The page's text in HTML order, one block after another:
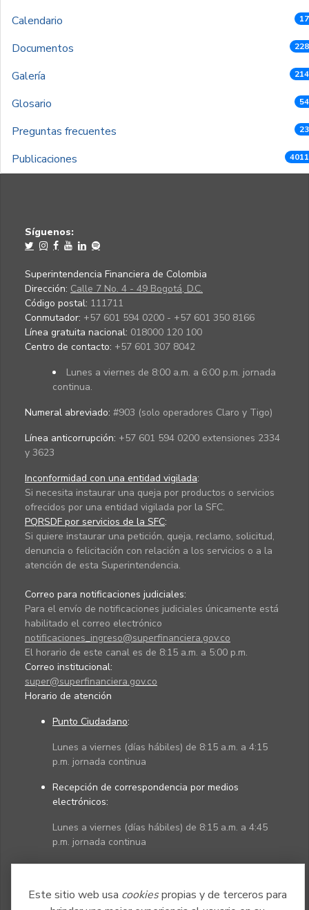
Este sitio web usa cookiespropias y de terceros para
Calendario
Documentos
Galería
Glosario
Preguntas frecuentes
Publicaciones
Síguenos:
Superintendencia Financiera de Colombia
Dirección: Calle 7 No. 4 - 49 Bogotá, D.C.
Código postal: 111711
Conmutador: +57 601 594 0200 - +57 601 350 8166
Línea gratuita nacional: 018000 120 100
Centro de contacto: +57 601 307 8042
Lunes a viernes de 8:00 a.m. a 6:00 p.m. jornada
continua.
Numeral abreviado: #903 (solo operadores Claro y Tigo)
Línea anticorrupción: +57 601 594 0200 extensiones 2334
y 3623
Inconformidad con una entidad vigilada:
Si necesita instaurar una queja por productos o servicios
ofrecidos por una entidad vigilada por la SFC.
PQRSDF por servicios de la SFC:
Si quiere instaurar una petición, queja, reclamo, solicitud,
denuncia o felicitación con relación a los servicios o a la
atención de esta Superintendencia.
Correo para notificaciones judiciales:
Para el envío de notificaciones judiciales únicamente está
habilitado el correo electrónico
notificaciones_ingreso@superfinanciera.gov.co
El horario de este canal es de 8:15 a.m. a 5:00 p.m.
Correo institucional:
super@superfinanciera.gov.co
Horario de atención
Punto Ciudadano:
Lunes a viernes (días hábiles) de 8:15 a.m. a 4:15
p.m. jornada continua
Recepción de correspondencia por medios
electrónicos:
Lunes a viernes (días hábiles) de 8:15 a.m. a 4:45
p.m. jornada continua